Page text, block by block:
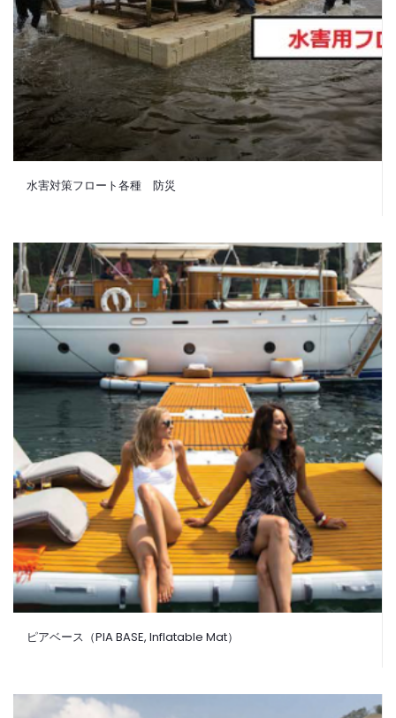
水害対策フロート各種 防災
ピアベース（PIA BASE, Inflatable Mat）